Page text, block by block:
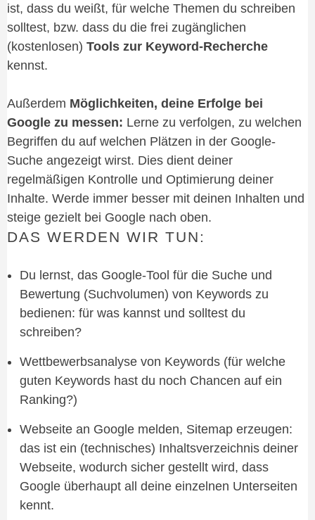
ist, dass du weißt, für welche Themen du schreiben
solltest, bzw. dass du die frei zugänglichen
(kostenlosen)Tools zur Keyword-Recherche
kennst.
Außerdem Möglichkeiten, deine Erfolge bei
Google zu messen: Lerne zu verfolgen,zu welchen
Begriffen du auf welchen Plätzen in der Google-
Suche angezeigt wirst. Dies dient deiner
regelmäßigen Kontrolle und Optimierung deiner
Inhalte. Werde immer besser mit deinen Inhalten und
steige gezielt bei Google nach oben.
DAS WERDEN WIR TUN:
Du lernst, das Google-Tool für die Suche und
Bewertung (Suchvolumen) von Keywords zu
bedienen: für was kannst und solltest du
schreiben?
Wettbewerbsanalyse von Keywords (für welche
guten Keywords hast du noch Chancen auf ein
Ranking?)
Webseite an Google melden, Sitemap erzeugen:
das ist ein (technisches) Inhaltsverzeichnis deiner
Webseite, wodurch sicher gestellt wird, dass
Google überhaupt all deine einzelnen Unterseiten
kennt.